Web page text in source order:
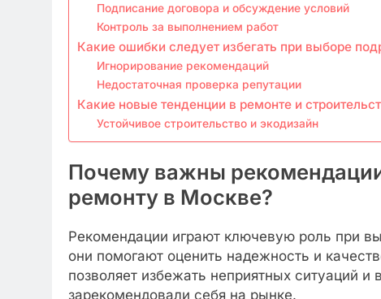
Подписание договора и обсуждение условий
Контроль за выполнением работ
Какие ошибки следует избегать при выборе
Игнорирование рекомендаций
Недостаточная проверка репутации
Какие новые тенденции в ремонте и
Устойчивое строительство и экодизайн
Почему важны
ремонту в Москве?
Рекомендации играют ключевую роль при
они помогают оценить надежность и
позволяет избежать неприятных ситуаций
зарекомендовали себя на рынке.